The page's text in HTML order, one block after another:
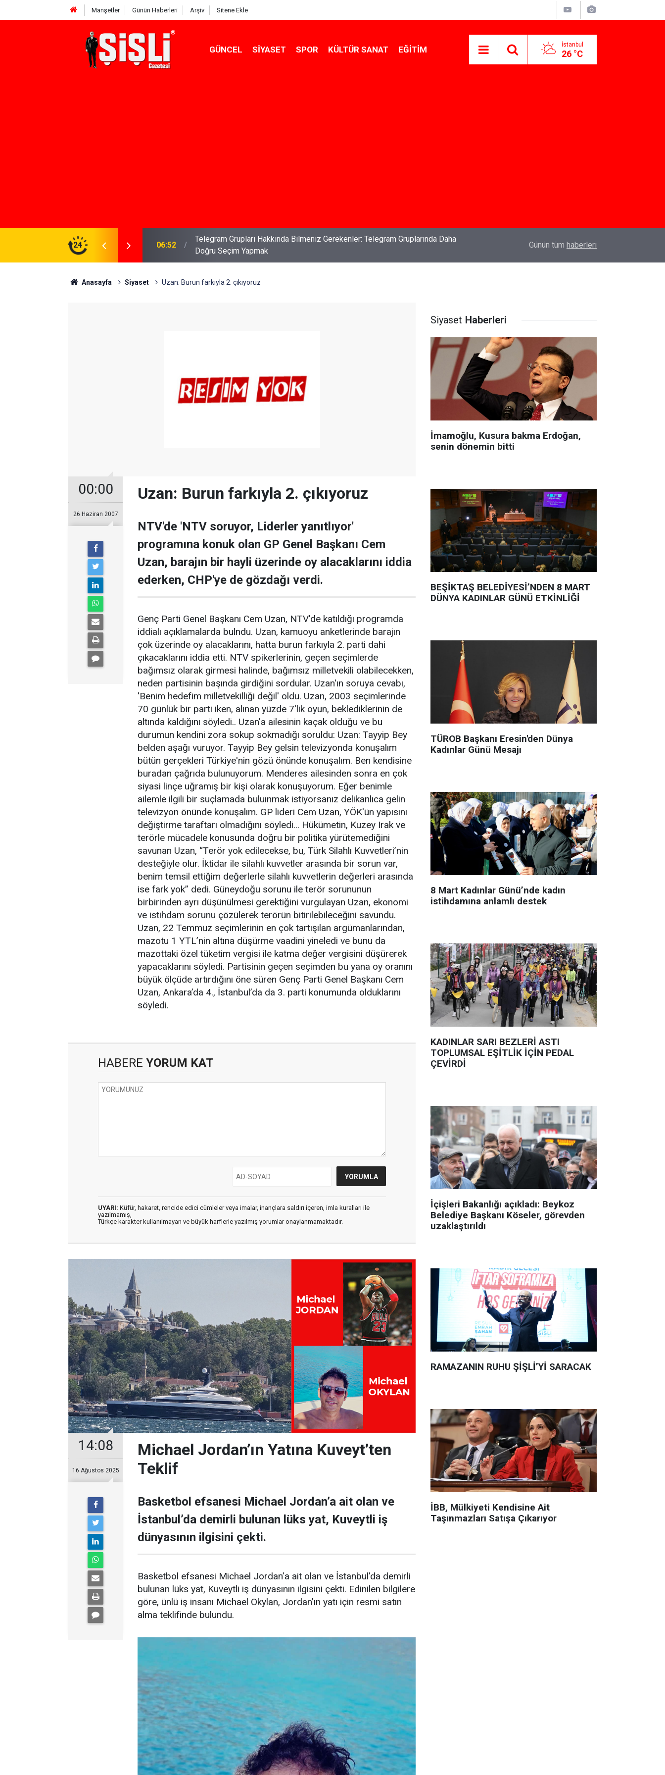
Manşetler Günün Haberleri Arşiv Sitene Ekle
GÜNCEL SIYASET SPOR KÜLTÜR SANAT EĞITIM İstanbul
26 °C
24
Gerekenler: Telegram Gruplarında Daha
04:43 İş Davaları: Haklarınızı Bilmek ve Koruma Altına Almak Özlem Drahyalı Kimdir, Nereli ve Kaç
Günün tüm haberleri
Anasayfa Siyaset Uzan: Burun farkıyla 2. çıkıyoruz
00:00
26 Haziran 2007
Uzan: Burun farkıyla 2. çıkıyoruz
NTV'de 'NTV soruyor, Liderler yanıtlıyor'
programına konuk olan GP Genel Başkanı Cem
Uzan, barajın bir hayli üzerinde oy alacaklarını iddia
ederken, CHP'ye de gözdağı verdi.
Genç Parti Genel Başkanı Cem Uzan, NTV'de katıldığı programda
iddialı açıklamalarda bulndu. Uzan, kamuoyu anketlerinde barajın
çok üzerinde oy alacaklarını, hatta burun farkıyla 2. parti dahi
çıkacaklarını iddia etti. NTV spikerlerinin, geçen seçimlerde
bağımsız olarak girmesi halinde, bağımsız milletvekili olabilecekken,
neden partisinin başında girdiğini sordular. Uzan'ın soruya cevabı,
'Benim hedefim milletvekilliği değil' oldu. Uzan, 2003 seçimlerinde
70 günlük bir parti iken, alınan yüzde 7'lik oyun, beklediklerinin de
altında kaldığını söyledi.. Uzan'a ailesinin kaçak olduğu ve bu
durumun kendini zora sokup sokmadığı soruldu: Uzan: Tayyip Bey
belden aşağı vuruyor. Tayyip Bey gelsin televizyonda konuşalım
bütün gerçekleri Türkiye'nin gözü önünde konuşalım. Ben kendisine
buradan çağrıda bulunuyorum. Menderes ailesinden sonra en çok
siyasi linçe uğramış bir kişi olarak konuşuyorum. Eğer benimle
ailemle ilgili bir suçlamada buluınmak istiyorsanız delikanlıca gelin
televizyon önünde konuşalım. GP lideri Cem Uzan, YÖK'ün yapısını
değiştirme taraftarı olmadığını söyledi... Hükümetin, Kuzey Irak ve
terörle mücadele konusunda doğru bir politika yürütemediğini
savunan Uzan, “Terör yok edilecekse, bu, Türk Silahlı Kuvvetleri’nin
desteğiyle olur. İktidar ile silahlı kuvvetler arasında bir sorun var,
benim temsil ettiğim değerlerle silahlı kuvvetlerin değerleri arasında
ise fark yok” dedi. Güneydoğu sorunu ile terör sorununun
birbirinden ayrı düşünülmesi gerektiğini vurgulayan Uzan, ekonomi
ve istihdam sorunu çözülerek terörün bitirilebileceğini savundu.
Uzan, 22 Temmuz seçimlerinin en çok tartışılan argümanlarından,
mazotu 1 YTL’nin altına düşürme vaadini yineledi ve bunu da
mazottaki özel tüketim vergisi ile katma değer vergisini düşürerek
yapacaklarını söyledi. Partisinin geçen seçimden bu yana oy oranını
büyük ölçüde artırdığını öne süren Genç Parti Genel Başkanı Cem
Uzan, Ankara’da 4., İstanbul’da da 3. parti konumunda olduklarını
söyledi.
HABERE YORUM KAT
UYARI: Küfür, hakaret, rencide edici cümleler veya imalar, inançlara saldırı içeren, imla kuralları ile
yazılmamış,
Türkçe karakter kullanılmayan ve büyük harflerle yazılmış yorumlar onaylanmamaktadır.
14:08
16 Ağustos 2025
Michael Jordan’ın Yatına Kuveyt’ten
Teklif
Basketbol efsanesi Michael Jordan’a ait olan ve
İstanbul’da demirli bulunan lüks yat, Kuveytli iş
dünyasının ilgisini çekti.
Basketbol efsanesi Michael Jordan’a ait olan ve İstanbul’da demirli
bulunan lüks yat, Kuveytli iş dünyasının ilgisini çekti. Edinilen bilgilere
göre, ünlü iş insanı Michael Okylan, Jordan’ın yatı için resmi satın
alma teklifinde bulundu.
Siyaset Haberleri
İmamoğlu, Kusura bakma Erdoğan,
senin dönemin bitti
BEŞİKTAŞ BELEDİYESİ’NDEN 8 MART
DÜNYA KADINLAR GÜNÜ ETKİNLİĞİ
TÜROB Başkanı Eresin'den Dünya
Kadınlar Günü Mesajı
8 Mart Kadınlar Günü’nde kadın
istihdamına anlamlı destek
KADINLAR SARI BEZLERİ ASTI
TOPLUMSAL EŞİTLİK İÇİN PEDAL
ÇEVİRDİ
İçişleri Bakanlığı açıkladı: Beykoz
Belediye Başkanı Köseler, görevden
uzaklaştırıldı
RAMAZANIN RUHU ŞİŞLİ’Yİ SARACAK
İBB, Mülkiyeti Kendisine Ait
Taşınmazları Satışa Çıkarıyor